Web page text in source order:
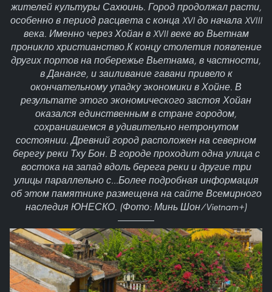
жителей культуры Сахюинь. Город продолжал расти,
особенно в период расцвета с конца XVI до начала XVIII
века. Именно через Хойан в XVII веке во Вьетнам
проникло христианство.К концу столетия появление
других портов на побережье Вьетнама, в частности,
в Дананге, и заиливание гавани привело к
окончательному упадку экономики в Хойне. В
результате этого экономического застоя Хойан
оказался единственным в стране городом,
сохранившемся в удивительно нетронутом
состоянии. Древний город расположен на северном
берегу реки Тху Бон. В городе проходит одна улица с
востока на запад вдоль берега реки и другие три
улицы параллельно с…Более подробная информация
об этом памятнике размещена на сайте Всемирного
наследия ЮНЕСКО. (Фото: Минь Шон/Vietnam+)